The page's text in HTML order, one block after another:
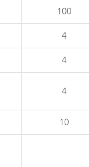
100
4
4
4
10